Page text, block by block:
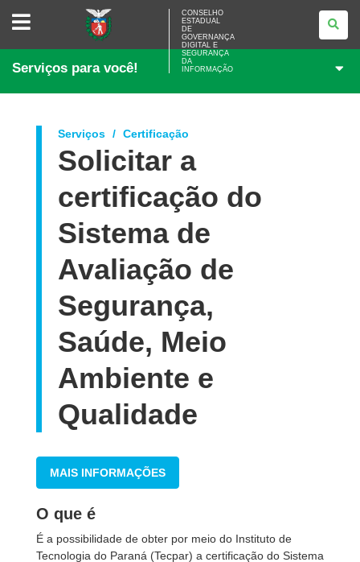
CONSELHO
ESTADUAL
GOVERNANÇA
E
DA
CONSELHO
ESTADUAL
DE
GOVERNANÇA
DIGITAL E
SEGURANÇA
DA
INFORMAÇÃO
Serviços para você!
Serviços Certificação
Solicitar a
certificação do
Sistema de
Avaliação de
Segurança,
Saúde, Meio
Ambiente e
Qualidade
MAIS INFORMAÇÕES
O que é
É a possibilidade de obter por meio do Instituto de
Tecnologia do Paraná (Tecpar) a certificação do Sistema